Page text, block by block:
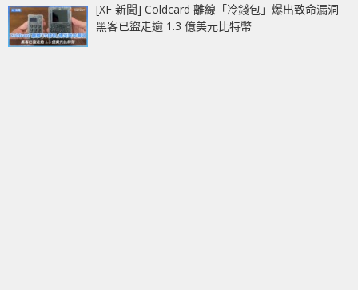
[XF 新聞] Coldcard 離線「冷錢包」爆出致命漏洞
黑客已盜走逾 1.3 億美元比特幣